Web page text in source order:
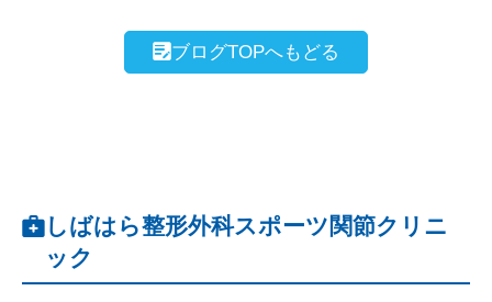
ブログTOPへもどる
しばはら整形外科スポーツ関節クリニ
ック